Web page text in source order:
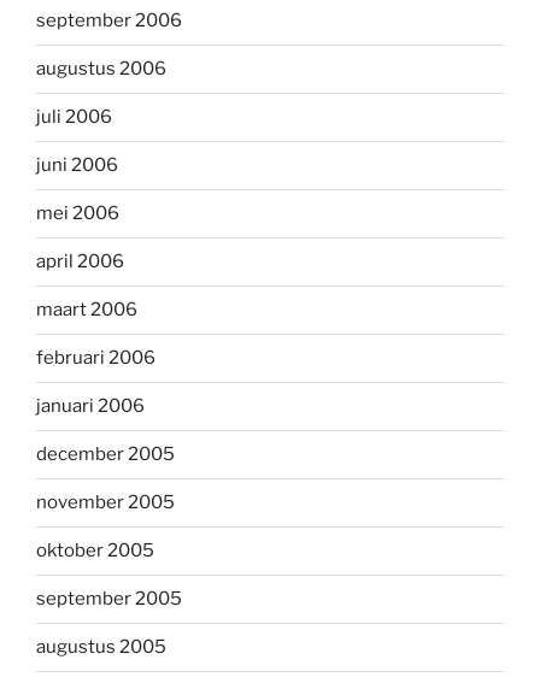
september 2006
augustus 2006
juli 2006
juni 2006
mei 2006
april 2006
maart 2006
februari 2006
januari 2006
december 2005
november 2005
oktober 2005
september 2005
augustus 2005